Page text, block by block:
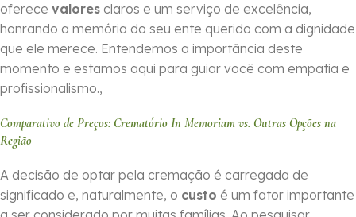
oferece valores claros e um serviço de excelência,
honrando a memória do seu ente querido com a dignidade
que ele merece. Entendemos a importância deste
momento e estamos aqui para guiar você com empatia e
profissionalismo.,
Comparativo de Preços: Crematório In Memoriam vs. Outras Opções na
Região
A decisão de optar pela cremação é carregada de
significado e, naturalmente, o custo é um fator importante